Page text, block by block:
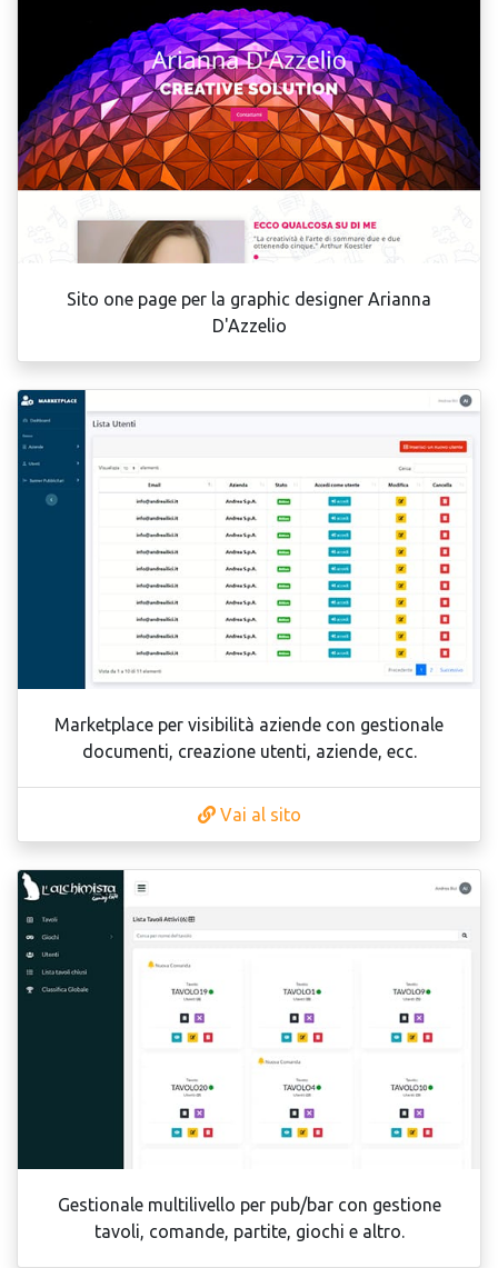
Sito one page per la graphic designer Arianna
D'Azzelio
Marketplace per visibilità aziende con gestionale
documenti, creazione utenti, aziende, ecc.
Vai al sito
Gestionale multilivello per pub/bar con gestione
tavoli, comande, partite, giochi e altro.